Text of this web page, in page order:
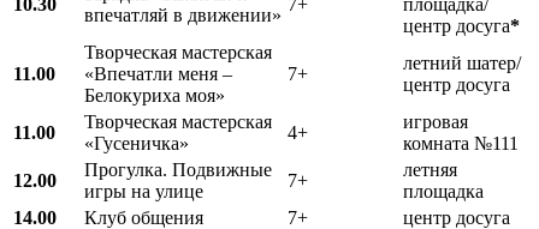
впечатляй в движении»
центр досуга*
11.00
Творческая мастерская
«Впечатли меня –
Белокуриха моя»
7+
летний шатер/
центр досуга
11.00
Творческая мастерская
«Гусеничка»
4+
игровая
комната №111
12.00
Прогулка. Подвижные
игры на улице
7+
летняя
площадка
14.00
Клуб общения 7+
центр досуга